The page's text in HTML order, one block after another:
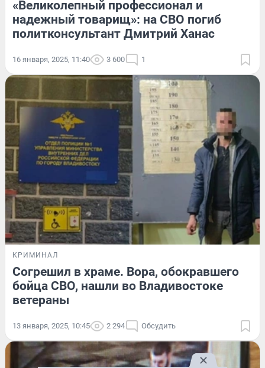
«Великолепный профессионал и
надежный товарищ»: на СВО погиб
политконсультант Дмитрий Ханас
16 января, 2025, 11:40 3 600 1
КРИМИНАЛ
Согрешил в храме. Вора, обокравшего
бойца СВО, нашли во Владивостоке
ветераны
13 января, 2025, 10:45 2 294 Обсудить